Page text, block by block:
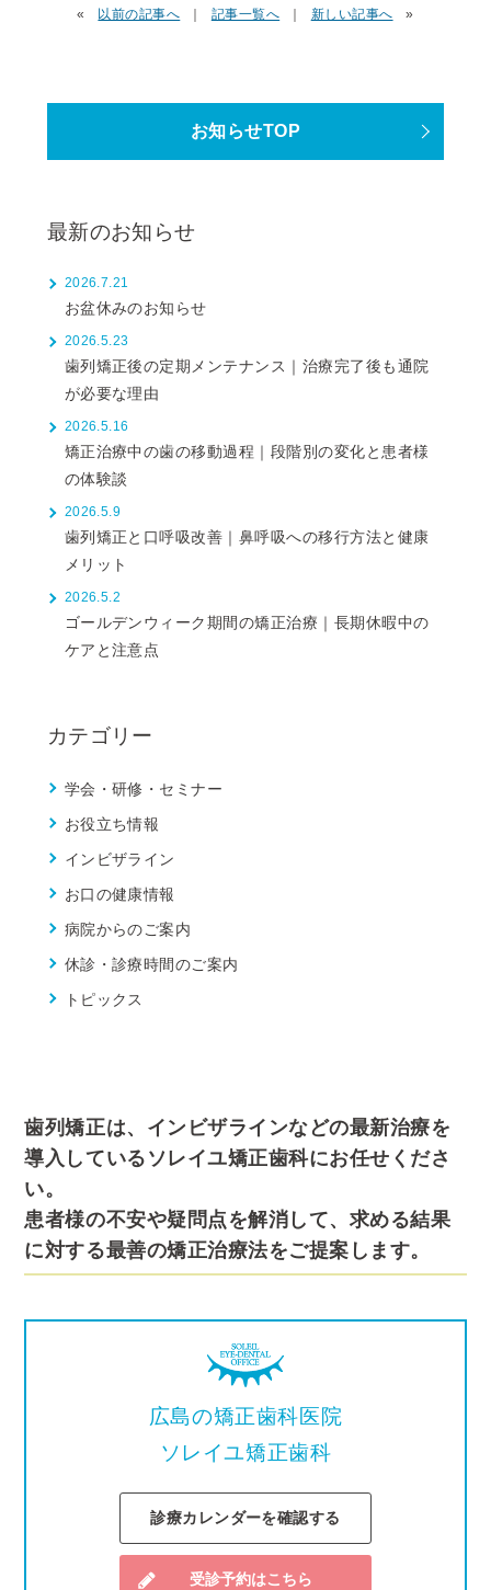
« 以前の記事へ 記事一覧へ 新しい記事へ »
お知らせTOP
最新のお知らせ
2026.7.21
お盆休みのお知らせ
2026.5.23
歯列矯正後の定期メンテナンス｜治療完了後も通院
が必要な理由
2026.5.16
矯正治療中の歯の移動過程｜段階別の変化と患者様
の体験談
2026.5.9
歯列矯正と口呼吸改善｜鼻呼吸への移行方法と健康
メリット
2026.5.2
ゴールデンウィーク期間の矯正治療｜長期休暇中の
ケアと注意点
カテゴリー
学会・研修・セミナー
お役立ち情報
インビザライン
お口の健康情報
病院からのご案内
休診・診療時間のご案内
トピックス
歯列矯正は、インビザラインなどの最新治療を
導入しているソレイユ矯正歯科にお任せくださ
い。
患者様の不安や疑問点を解消して、求める結果
に対する最善の矯正治療法をご提案します。
広島の矯正歯科医院
ソレイユ矯正歯科
診療カレンダーを確認する
受診予約はこちら